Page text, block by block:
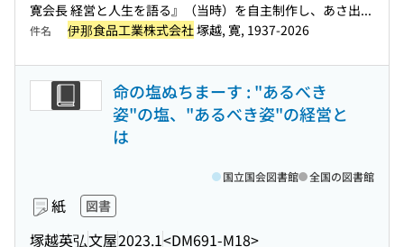
寛会長 経営と人生を語る』（当時）を自主制作し、あさ出...
件名 伊那食品工業株式会社塚越, 寛, 1937-2026
命の塩ぬちまーす : "あるべき
姿"の塩、"あるべき姿"の経営と
は
紙 図書
塚越英弘文屋2023.1<DM691-M18>
国立国会図書館 全国の図書館